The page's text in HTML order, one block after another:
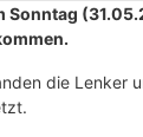
Sonntag
die Lenker